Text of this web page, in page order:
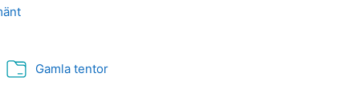
Gamla tentorMapp